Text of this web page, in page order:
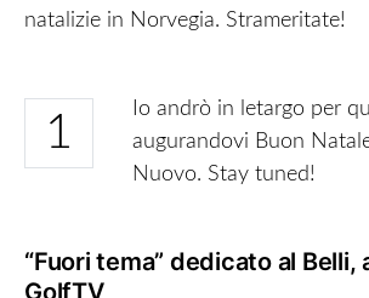
natalizie in Norvegia. Strameritate!
1
Io andrò in letargo per
augurandovi Buon
Nuovo. Stay tuned!
“Fuori tema” dedicato al Belli,
GolfTV